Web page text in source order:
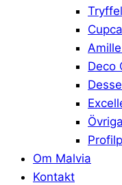
Deco
Om Malvia
Kontakt